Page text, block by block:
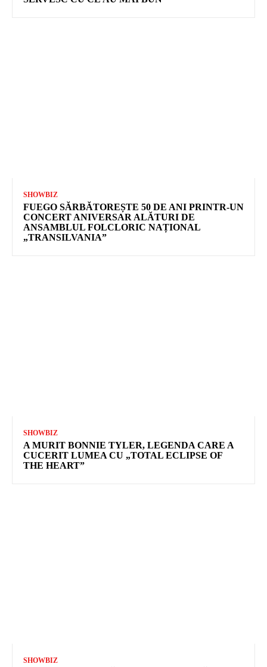
SHOWBIZ
FUEGO SĂRBĂTOREȘTE 50 DE ANI PRINTR-UN
CONCERT ANIVERSAR ALĂTURI DE
ANSAMBLUL FOLCLORIC NAȚIONAL
„TRANSILVANIA”
SHOWBIZ
A MURIT BONNIE TYLER, LEGENDA CARE A
CUCERIT LUMEA CU „TOTAL ECLIPSE OF
THE HEART”
SHOWBIZ